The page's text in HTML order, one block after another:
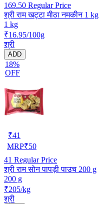
169.50 Regular Price
श्री राम खट्टा मीठा नमकीन 1 kg
1 kg
₹16.95/100g
श्री
ADD
18%
OFF
₹41
MRP₹50
41 Regular Price
श्री राम सोन पापड़ी पाउच 200 g
200 g
₹205/kg
श्री